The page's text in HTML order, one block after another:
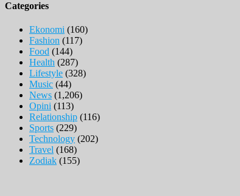
Categories
Ekonomi (160)
Fashion (117)
Food (144)
Health (287)
Lifestyle (328)
Music (44)
News (1,206)
Opini (113)
Relationship (116)
Sports (229)
Technology (202)
Travel (168)
Zodiak (155)